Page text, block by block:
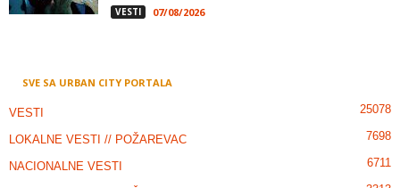
VESTI 07/08/2026
SVE SA URBAN CITY PORTALA
VESTI 25078
LOKALNE VESTI // POŽAREVAC 7698
NACIONALNE VESTI 6711